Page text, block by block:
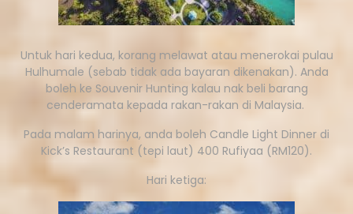
Untuk hari kedua, korang melawat atau menerokai pulau
Hulhumale (sebab tidak ada bayaran dikenakan). Anda
boleh ke Souvenir Hunting kalau nak beli barang
cenderamata kepada rakan-rakan di Malaysia.
Pada malam harinya, anda boleh Candle Light Dinner di
Kick’s Restaurant (tepi laut) 400 Rufiyaa (RM120).
Hari ketiga: